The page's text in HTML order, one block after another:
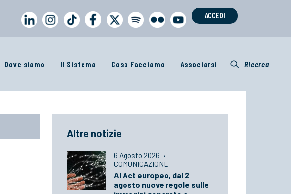
ACCEDI
Dove siamo Il Sistema Cosa Facciamo Associarsi Ricerca
Altre notizie
6 Agosto 2026 ·
COMUNICAZIONE
AI Act europeo, dal 2
agosto nuove regole sulle